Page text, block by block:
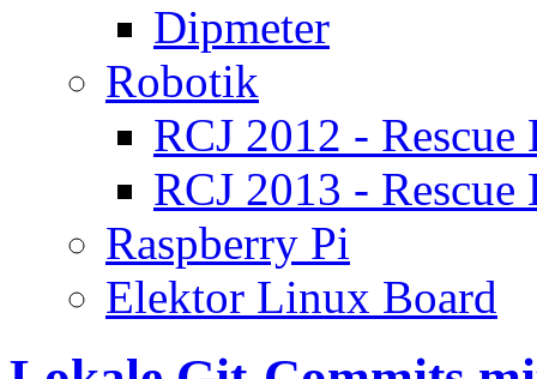
Dipmeter
Robotik
RCJ 2012 - Rescue
RCJ 2013 - Rescue
Raspberry Pi
Elektor Linux Board